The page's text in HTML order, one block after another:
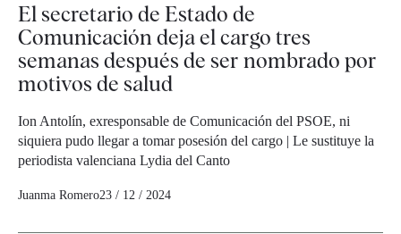
El secretario de Estado de
Comunicación deja el cargo tres
semanas después de ser nombrado por
motivos de salud
Ion Antolín, exresponsable de Comunicación del PSOE, ni
siquiera pudo llegar a tomar posesión del cargo | Le sustituye la
periodista valenciana Lydia del Canto
Juanma Romero23 / 12 / 2024